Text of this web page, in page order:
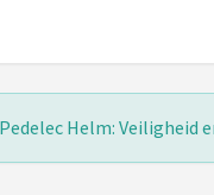
Helm: Veiligheid